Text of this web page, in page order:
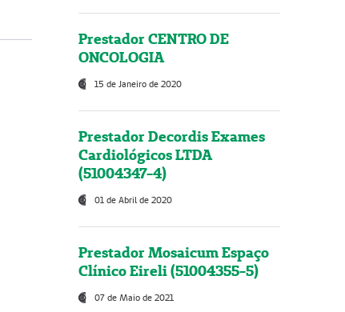
Prestador CENTRO DE
ONCOLOGIA
15 de Janeiro de 2020
Prestador Decordis Exames
Cardiológicos LTDA
(51004347-4)
01 de Abril de 2020
Prestador Mosaicum Espaço
Clínico Eireli (51004355-5)
07 de Maio de 2021